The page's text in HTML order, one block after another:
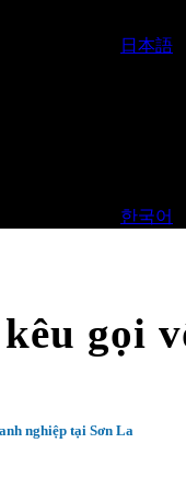
日本語
한국어
gọi
nghiệp tại Sơn La